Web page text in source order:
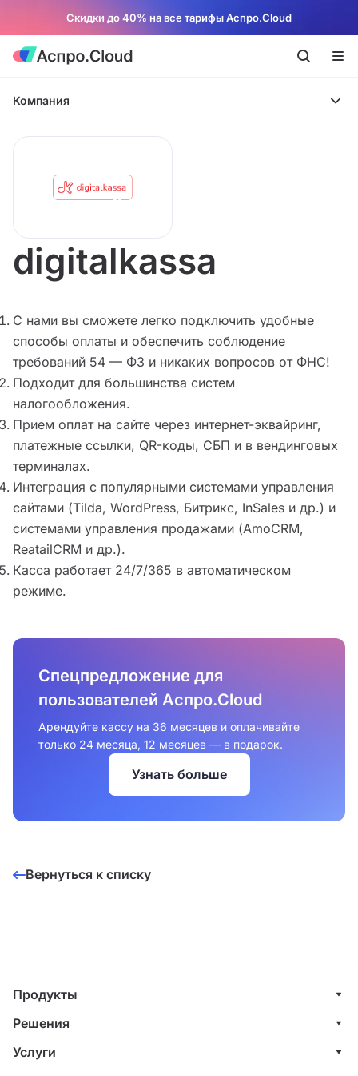
Скидки до 40% на все тарифы Аспро.Cloud
Компания
digitalkassa
С нами вы сможете легко подключить удобные
способы оплаты и обеспечить соблюдение
требований 54 — ФЗ и никаких вопросов от ФНС!
Подходит для большинства систем
налогообложения.
Прием оплат на сайте через интернет-эквайринг,
платежные ссылки, QR-коды, СБП и в вендинговых
терминалах.
Интеграция с популярными системами управления
сайтами (Tilda, WordPress, Битрикс, InSales и др.) и
системами управления продажами (AmoCRM,
ReatailCRM и др.).
Касса работает 24/7/365 в автоматическом
режиме.
Спецпредложение для
пользователей Аспро.Cloud
Арендуйте кассу на 36 месяцев и оплачивайте
только 24 месяца, 12 месяцев — в подарок.
Узнать больше
Вернуться к списку
Продукты
Управление клиентами (CRM)
Проекты
Финансы
Решения
ИТ-компании
Услуги